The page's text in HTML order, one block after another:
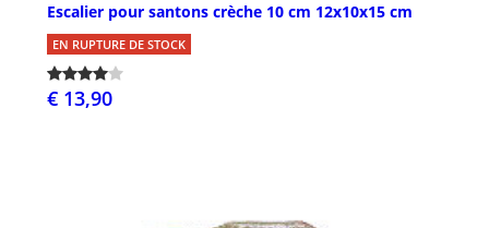
Escalier pour santons crèche 10 cm 12x10x15 cm
EN RUPTURE DE STOCK
€ 13,90